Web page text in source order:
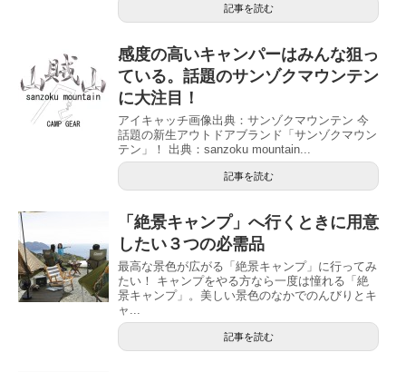
記事を読む
感度の高いキャンパーはみんな狙っ
ている。話題のサンゾクマウンテン
に大注目！
アイキャッチ画像出典：サンゾクマウンテン 今
話題の新生アウトドアブランド「サンゾクマウン
テン」！ 出典：sanzoku mountain...
記事を読む
「絶景キャンプ」へ行くときに用意
したい３つの必需品
最高な景色が広がる「絶景キャンプ」に行ってみ
たい！ キャンプをやる方なら一度は憧れる「絶
景キャンプ」。美しい景色のなかでのんびりとキ
ャ...
記事を読む